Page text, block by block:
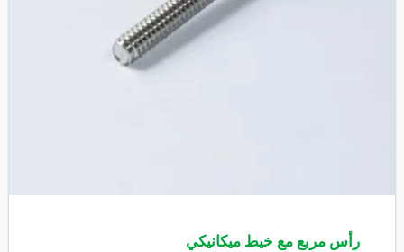
رأس مربع مع خيط ميكانيكي